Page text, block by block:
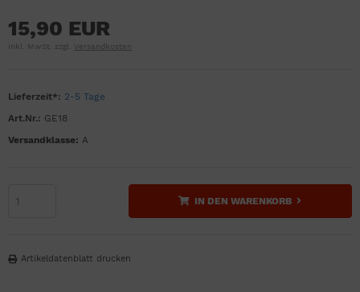
15,90 EUR
inkl. MwSt. zzgl. Versandkosten
Lieferzeit*: 2-5 Tage
Art.Nr.: GE18
Versandklasse: A
IN DEN WARENKORB
Artikeldatenblatt drucken